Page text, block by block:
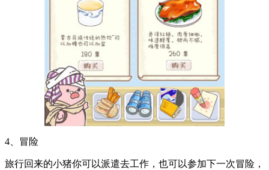
4、冒险
旅行回来的小猪你可以派遣去工作，也可以参加下一次冒险，